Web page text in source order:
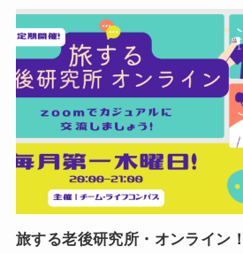
旅する老後研究所・オンライン